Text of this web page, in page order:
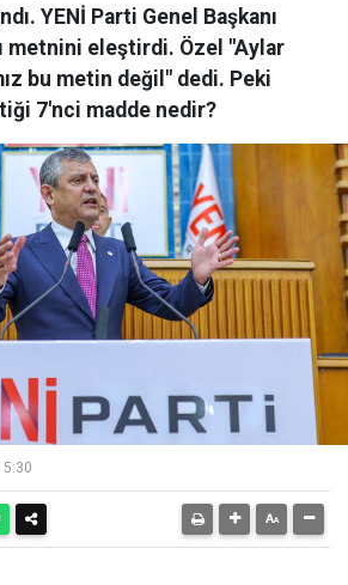
YENİ Parti Genel Başkanı
metnini eleştirdi. Özel "Aylar
bu metin değil" dedi. Peki
7'nci madde nedir?